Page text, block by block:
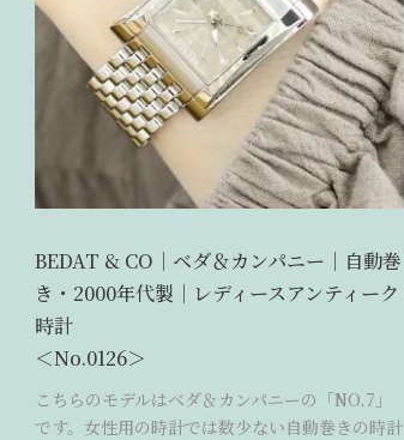
BEDAT & CO｜ベダ＆カンパニー｜自動巻
き・2000年代製｜レディースアンティーク
時計
＜No.0126＞
こちらのモデルはベダ＆カンパニーの「NO.7」
です。女性用の時計では数少ない自動巻きの時計